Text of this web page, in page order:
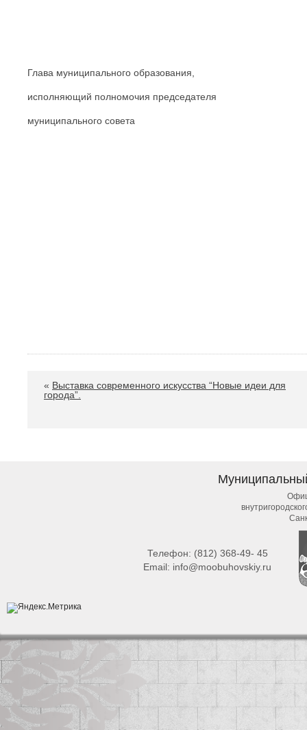
Глава муниципального образования,
исполняющий полномочия председателя
муниципального
« Выставка современного искусства “Новые идеи для
города”.
Телефон: (812) 368-49- 45
Email: info@moobuhovskiy.ru